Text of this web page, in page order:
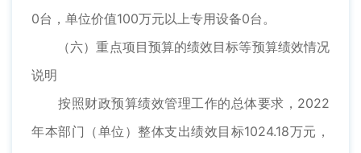
0台，单位价值100万元以上专用设备0台。
（六）重点项目预算的绩效目标等预算绩效情况
说明
按照财政预算绩效管理工作的总体要求，2022
年本部门（单位）整体支出绩效目标1024.18万元，